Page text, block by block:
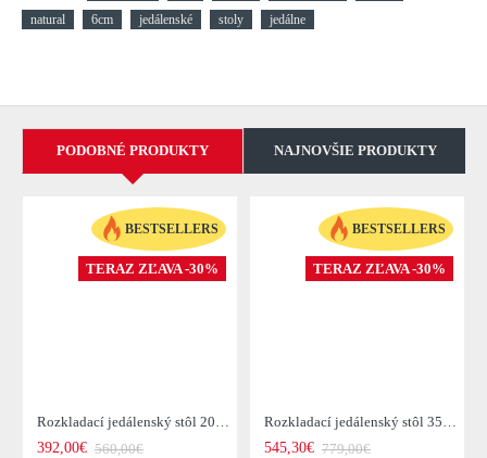
natural
6cm jedálenské stoly jedálne
PODOBNÉ PRODUKTY NAJNOVŠIE PRODUKTY
BESTSELLERS
TERAZ ZĽAVA -30%
Rozkladací jedálenský stôl 20976 120/200x80cm Masív drevo Palisander
392,00€ 560,00€
BESTSELLERS
TERAZ ZĽAVA -30%
Rozkladací jedálenský stôl 35299 160/240x100cm Masív drevo Palisander
545,30€ 779,00€